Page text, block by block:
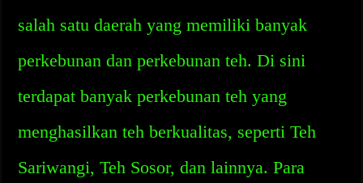
salah satu daerah yang memiliki banyak
perkebunan dan perkebunan teh. Di sini
terdapat banyak perkebunan teh yang
menghasilkan teh berkualitas, seperti Teh
Sariwangi, Teh Sosor, dan lainnya. Para